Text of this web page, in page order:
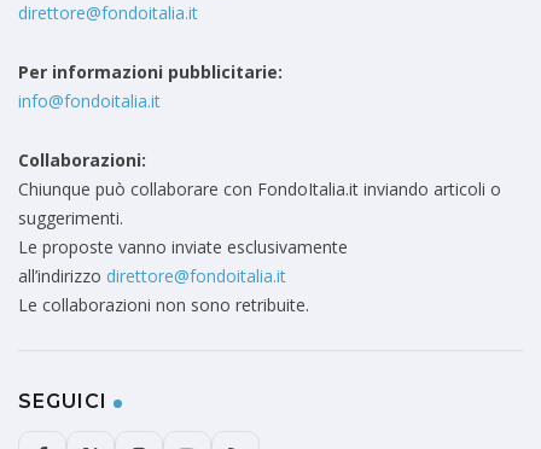
direttore@fondoitalia.it
Per informazioni pubblicitarie:
info@fondoitalia.it
Collaborazioni:
Chiunque può collaborare con FondoItalia.it inviando articoli o
suggerimenti.
Le proposte vanno inviate esclusivamente
all’indirizzo direttore@fondoitalia.it
Le collaborazioni non sono retribuite.
SEGUICI